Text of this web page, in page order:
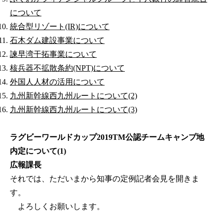
について
統合型リゾート(IR)について
石木ダム建設事業について
諫早湾干拓事業について
核兵器不拡散条約(NPT)について
外国人人材の活用について
九州新幹線西九州ルートについて(2)
九州新幹線西九州ルートについて(3)
ラグビーワールドカップ2019TM公認チームキャンプ地
内定について(1)
広報課長
それでは、ただいまから知事の定例記者会見を開きま
す。
よろしくお願いします。